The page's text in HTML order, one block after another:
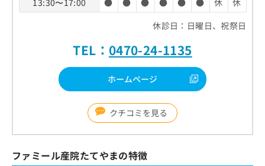
休診日：日曜日、祝祭日
TEL： 0470-24-1135
ホームページ
クチコミを見る
ファミール産院たてやまの特徴